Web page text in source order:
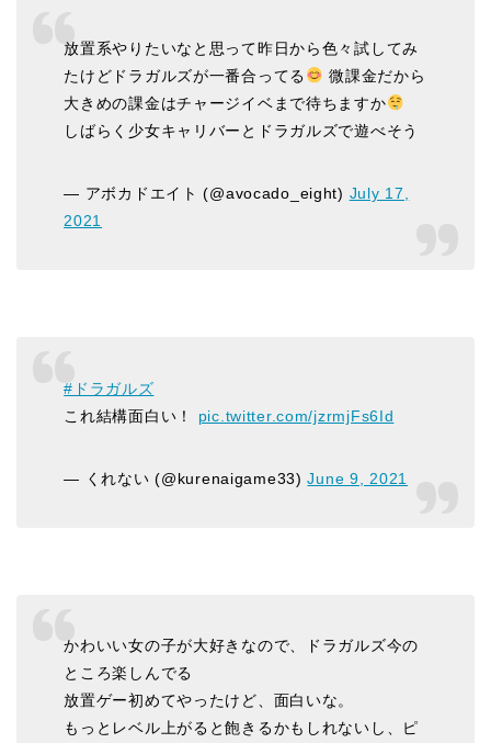
放置系やりたいなと思って昨日から色々試してみ
たけどドラガルズが一番合ってる
微課金だから
大きめの課金はチャージイベまで待ちますか
しばらく少女キャリバーとドラガルズで遊べそう
— アボカドエイト (@avocado_eight) July 17,
2021
#ドラガルズ
これ結構面白い！ pic.twitter.com/jzrmjFs6Id
— くれない (@kurenaigame33)June 9, 2021
かわいい女の子が大好きなので、ドラガルズ今の
ところ楽しんでる
放置ゲー初めてやったけど、面白いな。
もっとレベル上がると飽きるかもしれないし、ピ